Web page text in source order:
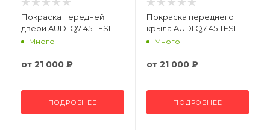
Покраска передней
двери AUDI Q7 45 TFSI
Много
от 21 000 ₽
ПОДРОБНЕЕ
Покраска переднего
крыла AUDI Q7 45 TFSI
Много
от 21 000 ₽
ПОДРОБНЕЕ